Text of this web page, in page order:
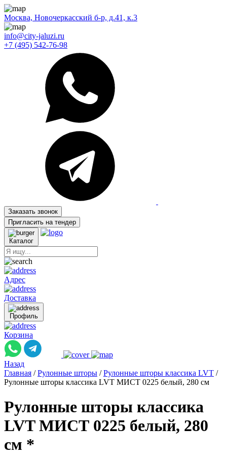
Москва, Новочеркасский б-р, д.41, к.3
info@city-jaluzi.ru
+7 (495) 542-76-98
Заказать звонок
Пригласить на тендер
Каталог
Адрес
Доставка
Профиль
Корзина
Назад
Главная / Рулонные шторы / Рулонные шторы классика LVT /
Рулонные шторы классика LVT МИСТ 0225 белый, 280 см
Рулонные шторы классика
LVT МИСТ 0225 белый, 280
см *